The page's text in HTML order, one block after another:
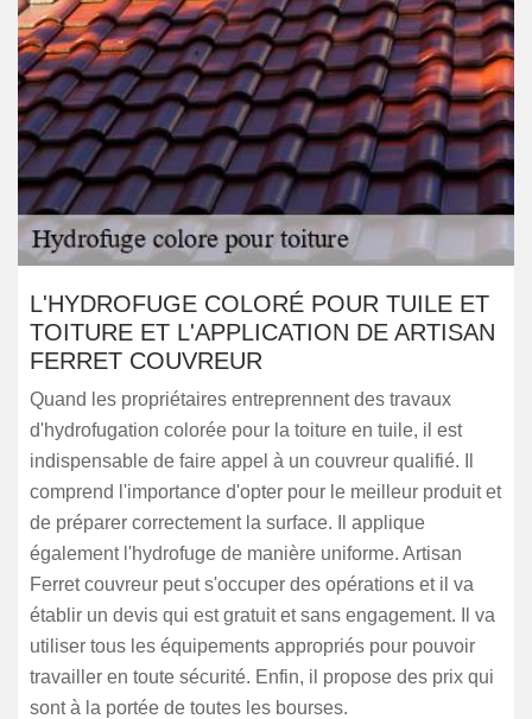
L'HYDROFUGE COLORÉ POUR TUILE ET
TOITURE ET L'APPLICATION DE ARTISAN
FERRET COUVREUR
Quand les propriétaires entreprennent des travaux
d'hydrofugation colorée pour la toiture en tuile, il est
indispensable de faire appel à un couvreur qualifié. Il
comprend l'importance d'opter pour le meilleur produit et
de préparer correctement la surface. Il applique
également l'hydrofuge de manière uniforme. Artisan
Ferret couvreur peut s'occuper des opérations et il va
établir un devis qui est gratuit et sans engagement. Il va
utiliser tous les équipements appropriés pour pouvoir
travailler en toute sécurité. Enfin, il propose des prix qui
sont à la portée de toutes les bourses.